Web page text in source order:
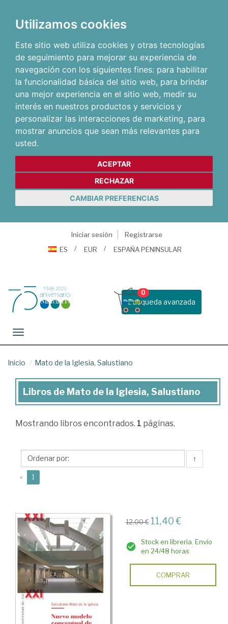
Utilizamos cookies
Este sitio web utiliza cookies y otras tecnologías
de seguimiento para mejorar su experiencia de
navegación con los siguientes fines: para habilitar
la funcionalidad básica del sitio web, para brindar
una mejor experiencia en el sitio web, medir su
interés en nuestros productos y servicios y
personalizar las interacciones de marketing, para
mostrar anuncios que sean más relevantes para
usted.
ACEPTAR
RECHAZAR
CAMBIAR PREFERENCIAS
Iniciar sesión
Registrarse
ES
EUR ESPAÑA PENINSULAR
Busqueda avanzada
0
Toggle navigation
Inicio Mato de la Iglesia, Salustiano
Libros
Mato
Iglesia,
Libros de Mato de la Iglesia, Salustiano
Mostrando libros encontrados. 1 páginas.
↑
« 1
12,00 € 11,40 €
Stock en librería. Envío
en 24/48 horas
COMPRAR